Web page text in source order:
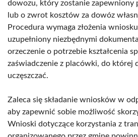
dowozu, który zostanie zapewniony
lub o zwrot kosztów za dowóz
Procedura wymaga złożenia
uzupełniony niezbędnymi
orzeczenie o potrzebie kształcenia
zaświadczenie z placówki, do której
uczęszczać.
Zaleca się składanie wniosków w
aby zapewnić sobie możliwość
Wnioski dotyczące korzystania z